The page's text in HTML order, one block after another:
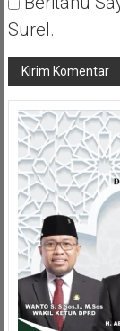
Surel.